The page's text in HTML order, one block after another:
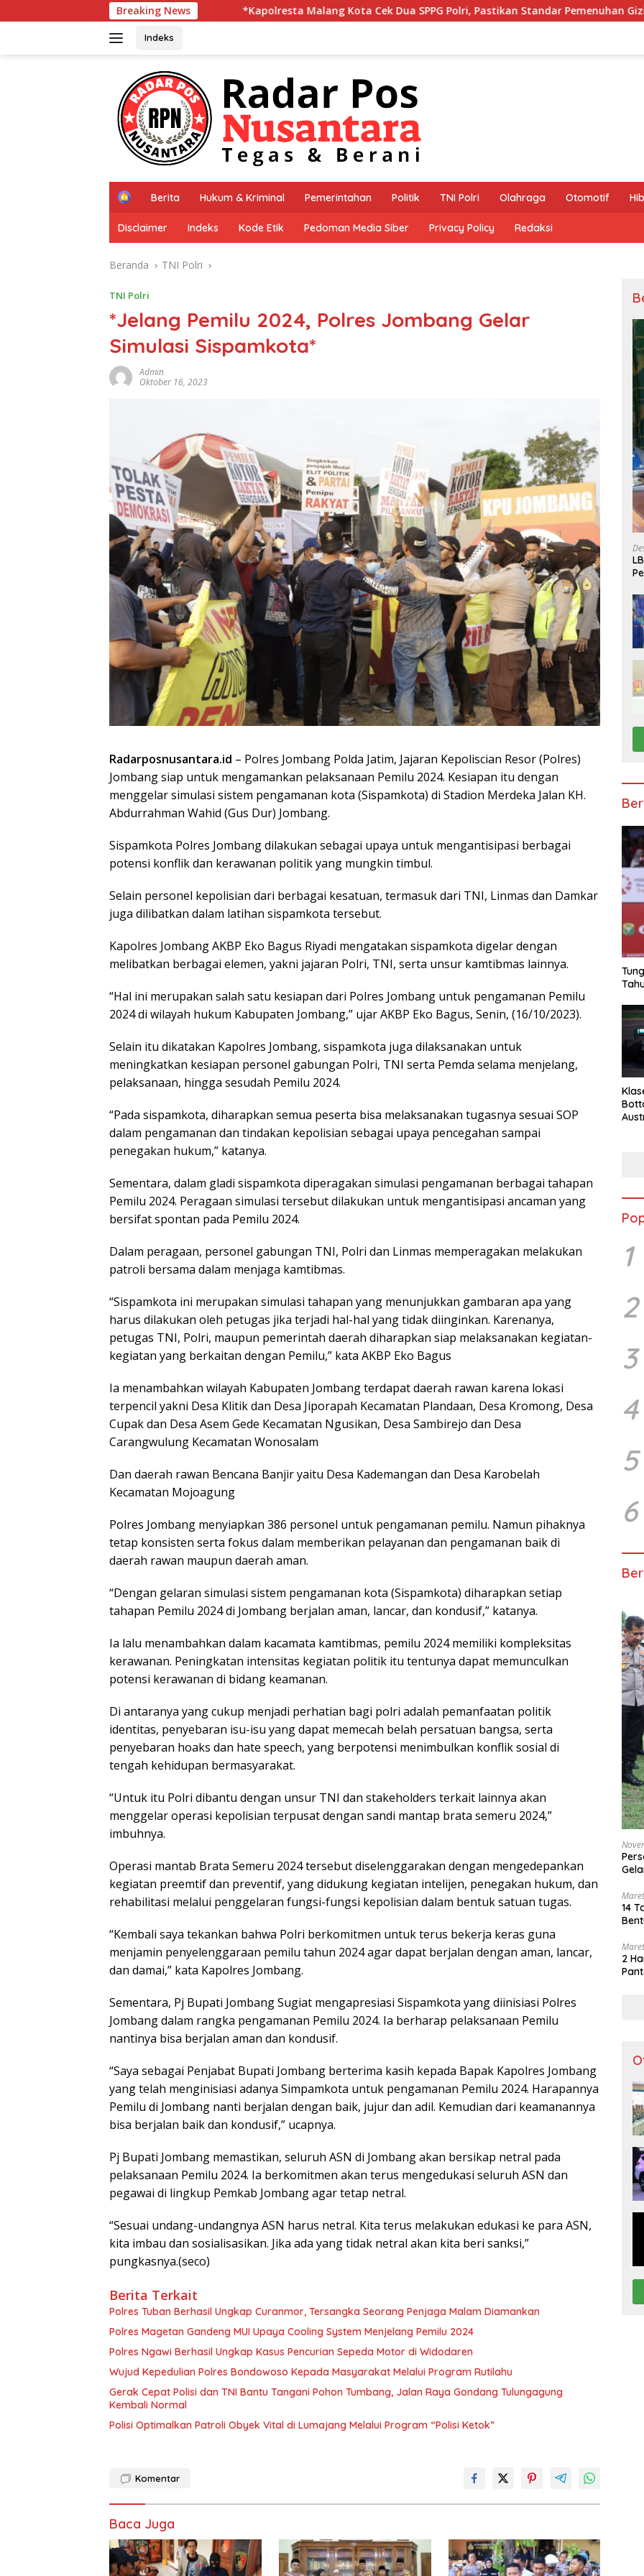
ke
Breaking News
*Kapolresta Malang Kota Cek Dua SPPG Polri, Pastikan Standar Pemenuhan Gizi dan Pengelolaan
Indeks
H
m
e
Berita Hukum & Kriminal Pemerintahan Politik TNI Polri Olahraga Otomotif
Disclaimer Indeks Kode Etik Pedoman Media Siber Privacy Policy Redaksi
Beranda TNI Polri
TNI Polri
*Jelang Pemilu 2024, Polres Jombang Gelar
Simulasi Sispamkota*
Admin
Oktober 16, 2023
Radarposnusantara.id – Polres Jombang Polda Jatim, Jajaran Kepoliscian Resor (Polres)
Jombang siap untuk mengamankan pelaksanaan Pemilu 2024. Kesiapan itu dengan
menggelar simulasi sistem pengamanan kota (Sispamkota) di Stadion Merdeka Jalan KH.
Abdurrahman Wahid (Gus Dur) Jombang.
Sispamkota Polres Jombang dilakukan sebagai upaya untuk mengantisipasi berbagai
potensi konflik dan kerawanan politik yang mungkin timbul.
Selain personel kepolisian dari berbagai kesatuan, termasuk dari TNI, Linmas dan Damkar
juga dilibatkan dalam latihan sispamkota tersebut.
Kapolres Jombang AKBP Eko Bagus Riyadi mengatakan sispamkota digelar dengan
melibatkan berbagai elemen, yakni jajaran Polri, TNI, serta unsur kamtibmas lainnya.
“Hal ini merupakan salah satu kesiapan dari Polres Jombang untuk pengamanan Pemilu
2024 di wilayah hukum Kabupaten Jombang,” ujar AKBP Eko Bagus, Senin, (16/10/2023).
Selain itu dikatakan Kapolres Jombang, sispamkota juga dilaksanakan untuk
meningkatkan kesiapan personel gabungan Polri, TNI serta Pemda selama menjelang,
pelaksanaan, hingga sesudah Pemilu 2024.
“Pada sispamkota, diharapkan semua peserta bisa melaksanakan tugasnya sesuai SOP
dalam pengamanan dan tindakan kepolisian sebagai upaya pencegahan sampai
penegakan hukum,” katanya.
Sementara, dalam gladi sispamkota diperagakan simulasi pengamanan berbagai tahapan
Pemilu 2024. Peragaan simulasi tersebut dilakukan untuk mengantisipasi ancaman yang
bersifat spontan pada Pemilu 2024.
Dalam peragaan, personel gabungan TNI, Polri dan Linmas memperagakan melakukan
patroli bersama dalam menjaga kamtibmas.
“Sispamkota ini merupakan simulasi tahapan yang menunjukkan gambaran apa yang
harus dilakukan oleh petugas jika terjadi hal-hal yang tidak diinginkan. Karenanya,
petugas TNI, Polri, maupun pemerintah daerah diharapkan siap melaksanakan kegiatan-
kegiatan yang berkaitan dengan Pemilu,” kata AKBP Eko Bagus
Ia menambahkan wilayah Kabupaten Jombang terdapat daerah rawan karena lokasi
terpencil yakni Desa Klitik dan Desa Jiporapah Kecamatan Plandaan, Desa Kromong, Desa
Cupak dan Desa Asem Gede Kecamatan Ngusikan, Desa Sambirejo dan Desa
Carangwulung Kecamatan Wonosalam
Dan daerah rawan Bencana Banjir yaitu Desa Kademangan dan Desa Karobelah
Kecamatan Mojoagung
Polres Jombang menyiapkan 386 personel untuk pengamanan pemilu. Namun pihaknya
tetap konsisten serta fokus dalam memberikan pelayanan dan pengamanan baik di
daerah rawan maupun daerah aman.
“Dengan gelaran simulasi sistem pengamanan kota (Sispamkota) diharapkan setiap
tahapan Pemilu 2024 di Jombang berjalan aman, lancar, dan kondusif,” katanya.
Ia lalu menambahkan dalam kacamata kamtibmas, pemilu 2024 memiliki kompleksitas
kerawanan. Peningkatan intensitas kegiatan politik itu tentunya dapat memunculkan
potensi kerawanan di bidang keamanan.
Di antaranya yang cukup menjadi perhatian bagi polri adalah pemanfaatan politik
identitas, penyebaran isu-isu yang dapat memecah belah persatuan bangsa, serta
penyebaran hoaks dan hate speech, yang berpotensi menimbulkan konflik sosial di
tengah kehidupan bermasyarakat.
“Untuk itu Polri dibantu dengan unsur TNI dan stakeholders terkait lainnya akan
menggelar operasi kepolisian terpusat dengan sandi mantap brata semeru 2024,”
imbuhnya.
Operasi mantab Brata Semeru 2024 tersebut diselenggarakan dengan mengedepankan
kegiatan preemtif dan preventif, yang didukung kegiatan intelijen, penegakan hukum, dan
rehabilitasi melalui penggelaran fungsi-fungsi kepolisian dalam bentuk satuan tugas.
“Kembali saya tekankan bahwa Polri berkomitmen untuk terus bekerja keras guna
menjamin penyelenggaraan pemilu tahun 2024 agar dapat berjalan dengan aman, lancar,
dan damai,” kata Kapolres Jombang.
Sementara, Pj Bupati Jombang Sugiat mengapresiasi Sispamkota yang diinisiasi Polres
Jombang dalam rangka pengamanan Pemilu 2024. Ia berharap pelaksanaan Pemilu
nantinya bisa berjalan aman dan kondusif.
“Saya sebagai Penjabat Bupati Jombang berterima kasih kepada Bapak Kapolres Jombang
yang telah menginisiasi adanya Simpamkota untuk pengamanan Pemilu 2024. Harapannya
Pemilu di Jombang nanti berjalan dengan baik, jujur dan adil. Kemudian dari keamanannya
bisa berjalan baik dan kondusif,” ucapnya.
Pj Bupati Jombang memastikan, seluruh ASN di Jombang akan bersikap netral pada
pelaksanaan Pemilu 2024. Ia berkomitmen akan terus mengedukasi seluruh ASN dan
pegawai di lingkup Pemkab Jombang agar tetap netral.
“Sesuai undang-undangnya ASN harus netral. Kita terus melakukan edukasi ke para ASN,
kita imbau dan sosialisasikan. Jika ada yang tidak netral akan kita beri sanksi,”
pungkasnya.(seco)
Berita Terkait
Polres Tuban Berhasil Ungkap Curanmor, Tersangka Seorang Penjaga Malam Diamankan
Polres Magetan Gandeng MUI Upaya Cooling System Menjelang Pemilu 2024
Polres Ngawi Berhasil Ungkap Kasus Pencurian Sepeda Motor di Widodaren
Wujud Kepedulian Polres Bondowoso Kepada Masyarakat Melalui Program Rutilahu
Gerak Cepat Polisi dan TNI Bantu Tangani Pohon Tumbang, Jalan Raya Gondang Tulungagung
Kembali Normal
Polisi Optimalkan Patroli Obyek Vital di Lumajang Melalui Program “Polisi Ketok”
Komentar
Baca Juga
1
2
3
4
5
6
14
2